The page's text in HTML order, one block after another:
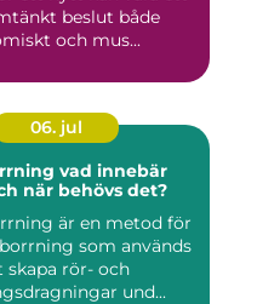
beslut både
och mus...
06. jul
innebär
när behövs det?
är en metod för
som används
skapa rör- och
und...